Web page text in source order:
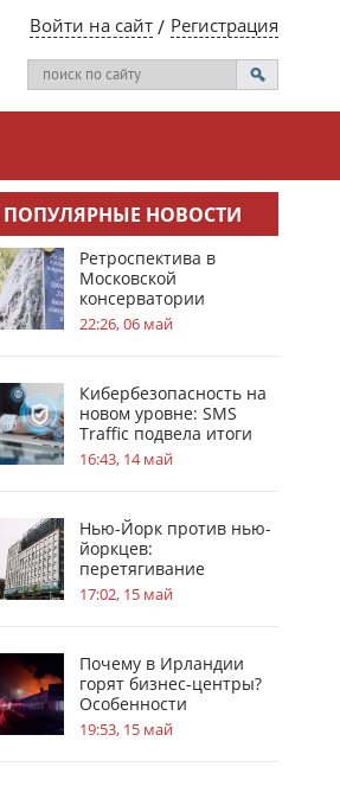
Войти на сайт Регистрация
ПОПУЛЯРНЫЕ НОВОСТИ
Ретроспектива в
Московской
консерватории
посвящена усадьбам в
жизни С.В.
22:26, 06 май
Кибербезопасность на
новом уровне: SMS
Traffic подвела итоги
обновлений
16:43, 14 май
Нью-Йорк против нью-
йоркцев:
перетягивание
«асбестового каната»
17:02, 15 май
Почему в Ирландии
горят бизнес-центры?
Особенности
национальной
безопасности
19:53, 15 май